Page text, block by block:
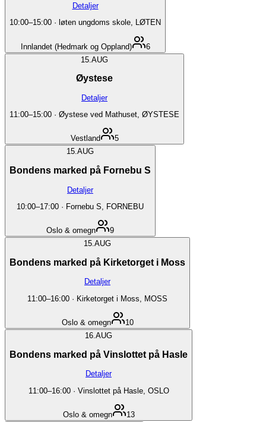
Detaljer
10:00–15:00 · løten ungdoms skole, LØTEN
Innlandet (Hedmark og Oppland)
6
15. AUG
Øystese
Detaljer
11:00–15:00 · Øystese ved Mathuset, ØYSTESE
Vestland
5
15.AUG
Bondens marked på Fornebu S
Detaljer
10:00–17:00 · Fornebu S, FORNEBU
Oslo & omegn
9
15.AUG
Bondens marked på Kirketorget i Moss
Detaljer
11:00–16:00 · Kirketorget i Moss, MOSS
Oslo & omegn
10
16.AUG
Bondens marked på Vinslottet på Hasle
Detaljer
11:00–16:00· Vinslottet på Hasle, OSLO
Oslo & omegn
13